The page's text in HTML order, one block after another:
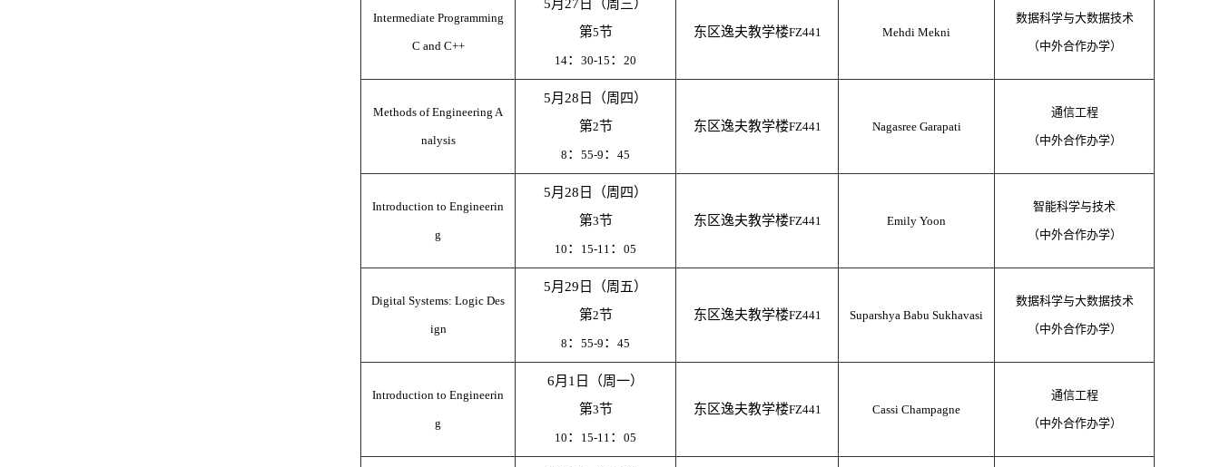
Intermediate Programming
C and C++
5月27日（周三）
第5节
14： 30-15 ： 20
东区逸夫教学楼FZ441 Mehdi Mekni
数据科学与大数据技术
（中外合作办学）
Methods of Engineering A
nalysis
5月28日（周四）
第2节
8 ： 55-9 ： 45
东区逸夫教学楼FZ441 Nagasree Garapati
通信工程
（中外合作办学）
Introduction to Engineerin
g
5月28日（周四）
第3节
10 ： 15-11 ： 05
东区逸夫教学楼FZ441 Emily Yoon
智能科学与技术
（中外合作办学）
Digital Systems: Logic Des
ign
5月29日（周五）
第2节
8 ： 55-9 ： 45
东区逸夫教学楼FZ441 Suparshya Babu Sukhavasi
数据科学与大数据技术
（中外合作办学）
Introduction to Engineerin
g
6月1日（周一）
第3节
10 ： 15-11 ： 05
东区逸夫教学楼FZ441 Cassi Champagne
通信工程
（中外合作办学）